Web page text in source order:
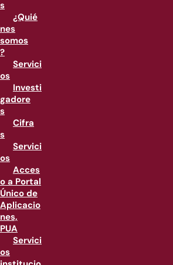
s
¿Quié
nes
somos
?
Servici
os
Investi
gadore
s
Cifra
s
Servici
os
Acces
o a Portal
Único de
Aplicacio
nes,
PUA
Servici
os